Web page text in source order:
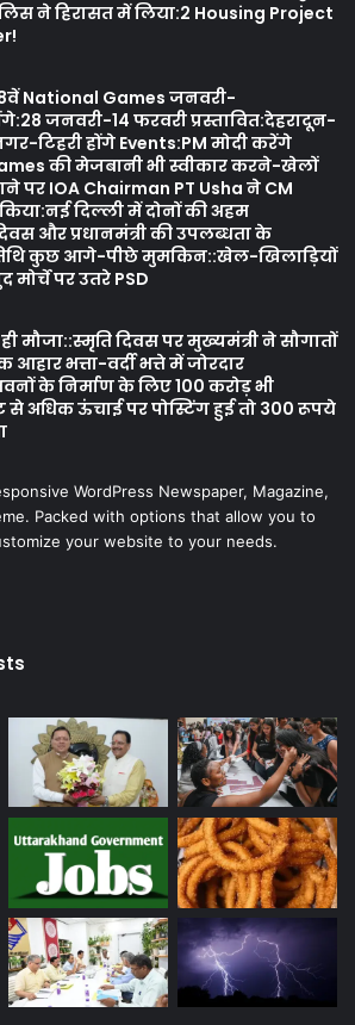
ने हिरासत में लिया:2 Housing Project
National Games जनवरी-
जनवरी-14 फरवरी प्रस्तावित:देहरादून-
टिहरी होंगे Events:PM मोदी करेंगे
की मेजबानी भी स्वीकार करने-खेलों
पर IOA Chairman PT Usha ने CM
दिल्ली में दोनों की अहम
और प्रधानमंत्री की उपलब्धता के
कुछ आगे-पीछे मुमकिन::खेल-खिलाड़ियों
मोर्चे पर उतरे PSD
मौजा::स्मृति दिवस पर मुख्यमंत्री ने सौगातों
आहार भत्ता-वर्दी भत्ते में जोरदार
के निर्माण के लिए 100 करोड़ भी
अधिक ऊंचाई पर पोस्टिंग हुई तो 300 रूपये
WordPress Newspaper, Magazine,
Packed with options that allow you to
your website to your needs.